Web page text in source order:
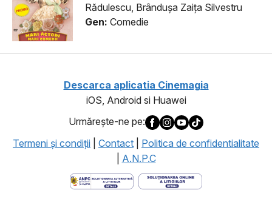
Rădulescu, Brândușa Zaița Silvestru
Gen: Comedie
Descarca aplicatia Cinemagia
iOS, Android si Huawei
Urmăreşte-ne pe:
Termeni şi condiţii
Contact
Politica de confidentialitate
A.N.P.C